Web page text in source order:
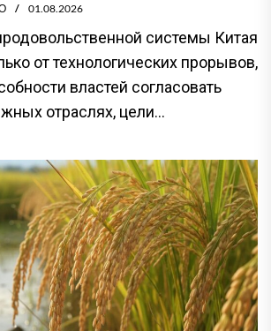
01.08.2026
системы Китая
от технологических прорывов,
властей согласовать
отраслях, цели...